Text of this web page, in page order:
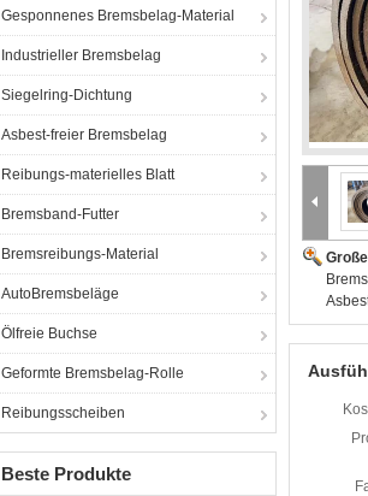
Gesponnenes Bremsbelag-Material
Industrieller Bremsbelag
Siegelring-Dichtung
Asbest-freier Bremsbelag
Reibungs-materielles Blatt
Bremsband-Futter
Bremsreibungs-Material
AutoBremsbeläge
Ölfreie Buchse
Geformte Bremsbelag-Rolle
Reibungsscheiben
Beste Produkte